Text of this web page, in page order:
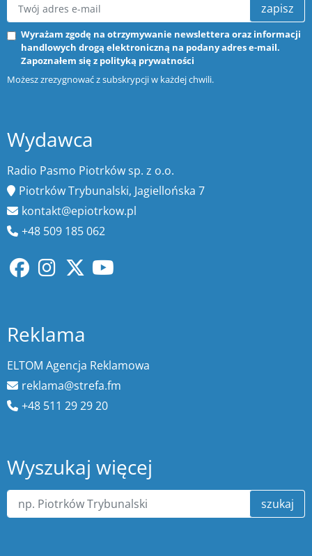
zapisz
Wyrażam zgodę na otrzymywanie newslettera oraz informacji
handlowych drogą elektroniczną na podany adres e-mail.
Zapoznałem się z polityką prywatności
Możesz zrezygnować z subskrypcji w każdej chwili.
Wydawca
Radio Pasmo Piotrków sp. z o.o.
Piotrków Trybunalski, Jagiellońska 7
kontakt@epiotrkow.pl
+48 509 185 062
Reklama
ELTOM Agencja Reklamowa
reklama@strefa.fm
+48 511 29 29 20
Wyszukaj więcej
szukaj